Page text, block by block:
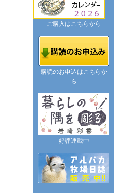
ご購入はこちらから
購読のお申込はこちらか
ら
好評連載中